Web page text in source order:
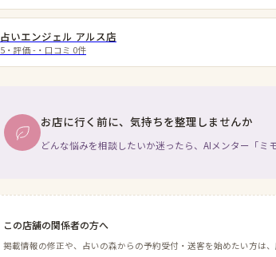
占いエンジェル アルス店
5 ・評価 - ・口コミ 0件
お店に行く前に、気持ちを整理しませんか
どんな悩みを相談したいか迷ったら、AIメンター「ミ
この店舗の関係者の方へ
掲載情報の修正や、占いの森からの予約受付・送客を始めたい方は